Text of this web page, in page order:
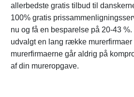
allerbedste gratis tilbud til
100% gratis
nu og få en besparelse på 20-43
udvalgt en lang række
murerfirmaerne går aldrig på
af din mureropgave.